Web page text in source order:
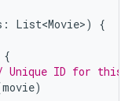
: List<Movie>)
{
{
Unique ID for this
movie)